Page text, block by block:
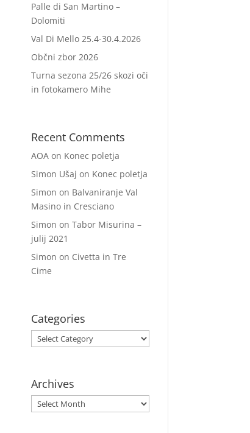
Palle di San Martino –
Dolomiti
Val Di Mello 25.4-30.4.2026
Občni zbor 2026
Turna sezona 25/26 skozi oči
in fotokamero Mihe
Recent Comments
AOA on Konec poletja
Simon Ušaj on Konec poletja
Simon on Balvaniranje Val
Masino in Cresciano
Simon onTabor Misurina –
julij 2021
Simon on Civetta in Tre
Cime
Categories
Categories
Archives
Archives